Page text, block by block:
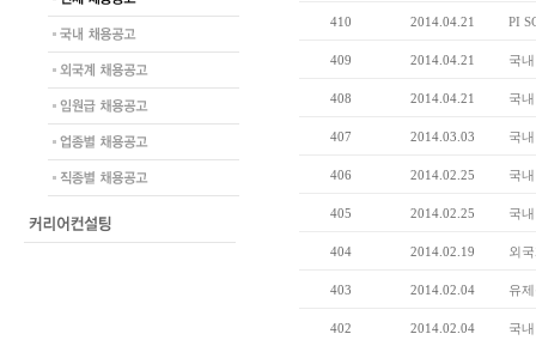
410 2014.04.21 PI
409 2014.04.21 국
408 2014.04.21 국
407 2014.03.03 국
406 2014.02.25 국
405 2014.02.25 국
404 2014.02.19 외
403 2014.02.04 유
402 2014.02.04 국